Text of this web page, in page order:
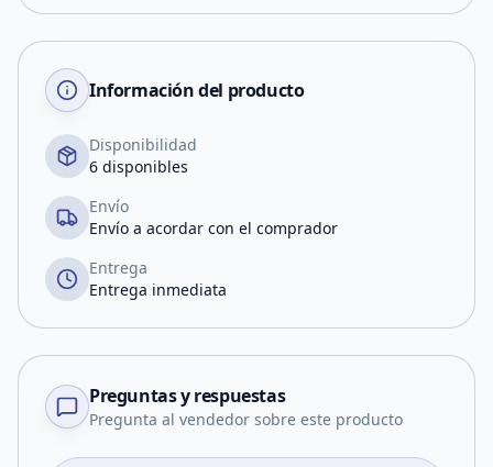
Información del producto
Disponibilidad
6 disponibles
Envío
Envío a acordar con el comprador
Entrega
Entrega inmediata
Preguntas y respuestas
Pregunta al vendedor sobre este producto